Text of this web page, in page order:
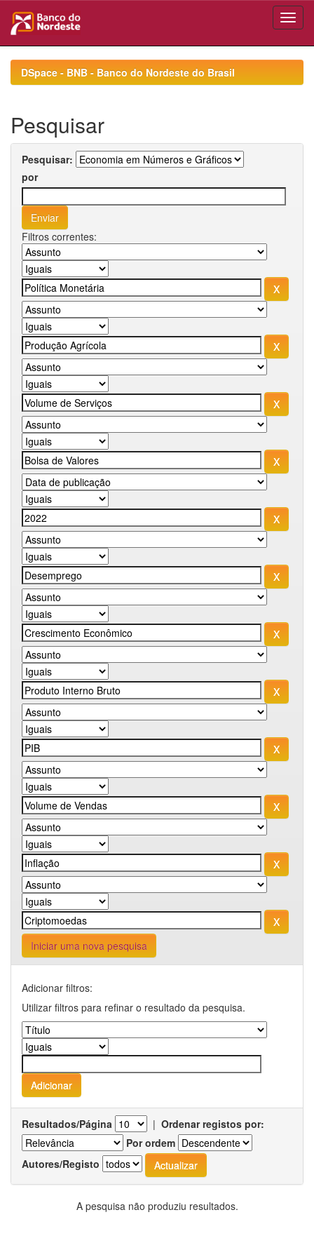
navigationDSpace - BNB - Banco do Nordeste do Brasil
Pesquisar
Pesquisar:
por
Filtros correntes:
Iniciar uma nova pesquisa
Adicionar filtros:
Utilizar filtros para refinar o resultado da pesquisa.
Resultados/Página | Ordenar registos por:
Por ordem
Autores/Registo
A pesquisa não produziu resultados.